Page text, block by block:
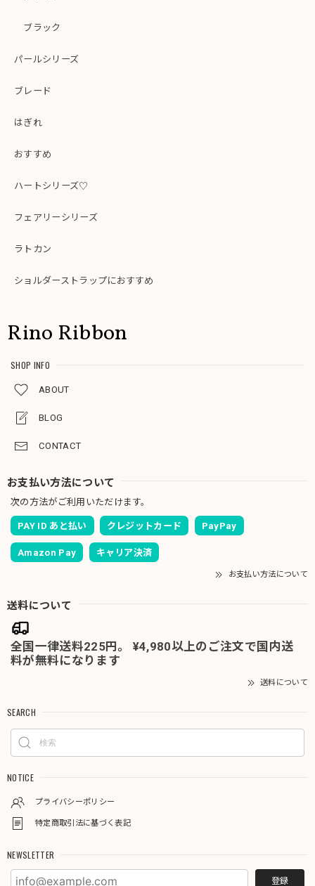
ブラック
パールシリーズ
ブレード
はぎれ
おすすめ
ハートシリーズ♡
フェアリーシリーズ
ラトカン
ショルダーストラップにおすすめ
Rino Ribbon
SHOP INFO
ABOUT
BLOG
CONTACT
お支払い方法について
次の方法がご利用いただけます。
PAY ID あと払い クレジットカード PayPay
Amazon Pay キャリア決済
お支払い方法について
送料について
全国一律送料225円。 ¥4,980以上のご注文で国内送
料が無料になります
送料について
SEARCH
NOTICE
プライバシーポリシー
特定商取引法に基づく表記
NEWSLETTER
登録